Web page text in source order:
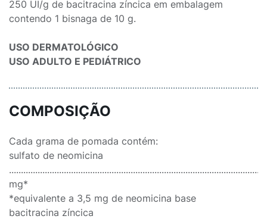
250 UI/g de bacitracina zíncica em embalagem
contendo 1 bisnaga de 10 g.
USO DERMATOLÓGICO
USO ADULTO E PEDIÁTRICO
COMPOSIÇÃO
Cada grama de pomada contém:
sulfato de neomicina
mg*
*equivalente a 3,5 mg de neomicina base
bacitracina zíncica